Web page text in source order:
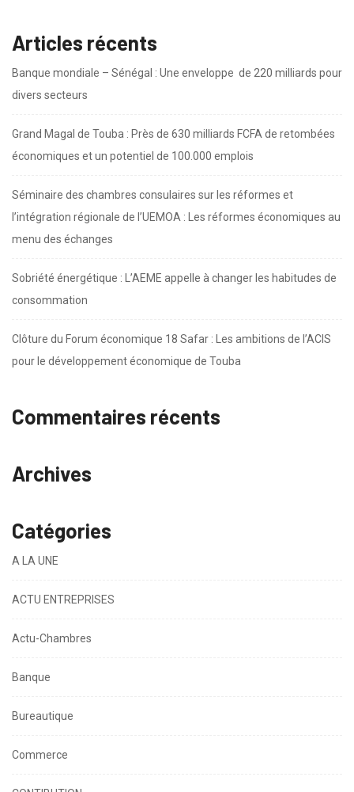
Articles récents
Banque mondiale – Sénégal : Une enveloppe de 220 milliards pour
divers secteurs
Grand Magal de Touba : Près de 630 milliards FCFA de retombées
économiques et un potentiel de 100.000 emplois
Séminaire des chambres consulaires sur les réformes et
l’intégration régionale de l’UEMOA : Les réformes économiques au
menu des échanges
Sobriété énergétique : L’AEME appelle à changer les habitudes de
consommation
Clôture du Forum économique 18 Safar : Les ambitions de l’ACIS
pour le développement économique de Touba
Commentaires récents
Archives
Catégories
A LA UNE
ACTU ENTREPRISES
Actu-Chambres
Banque
Bureautique
Commerce